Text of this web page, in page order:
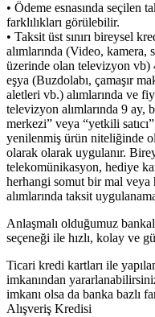
• Ödeme esnasında seçilen
farklılıkları görülebilir.
• Taksit üst sınırı bireysel
alımlarında (Video, kamera,
üzerinde olan televizyon vb)
eşya (Buzdolabı, çamaşır
aletleri vb.) alımlarında ve
televizyon alımlarında 9 ay,
merkezi” veya “yetkili
yenilenmiş ürün niteliğinde
olarak olarak uygulanır.
telekomünikasyon, hediye
herhangi somut bir mal
alımlarında taksit
Anlaşmalı olduğumuz
seçeneği ile hızlı, kolay ve
Ticari kredi kartları ile
imkanından
imkanı olsa da banka bazlı
Alışveriş Kredisi